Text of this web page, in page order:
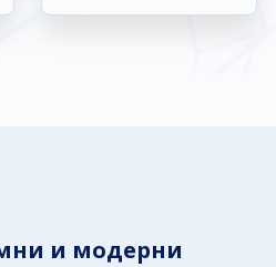
и модерни